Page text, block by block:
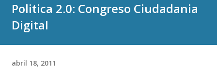
Politica 2.0: Congreso Ciudadania
Digital
abril 18, 2011